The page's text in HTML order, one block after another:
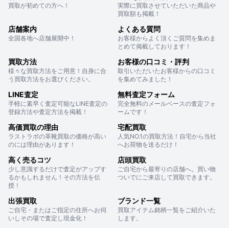
買取が初めての方へ！
実際に買取させていただいた商品や
買取額も掲載！
店舗案内
全国各地へ店舗展開中！
よくある質問
お客様からよく頂くご質問を集めま
とめて掲載しております！
買取方法
様々な買取方法をご用意！自身に合
う買取方法をお選びください。
お客様の口コミ・評判
取引いただいたお客様からの口コミ
を集めてみました！
LINE査定
手軽に素早く査定可能なLINE査定の
登録方法や査定方法を掲載！
無料査定フォーム
完全無料のメールベースの査定フォ
ームです！
高価買取の理由
ラストラボの革靴買取の価格が高い
のには理由があります！
宅配買取
人気NO.1の買取方法！自宅から当社
へお荷物を送るだけ！
高く売るコツ
少し意識するだけで査定がアップす
るかもしれません！その方法を伝
授！
店頭買取
ご自宅から最寄りの店舗へ。買い物
ついでにご来店して買取できます。
出張買取
ご自宅・またはご指定の住所へお伺
いしその場で査定し現金化！
ブランド一覧
買取アイテム銘柄一覧をご紹介いた
します。